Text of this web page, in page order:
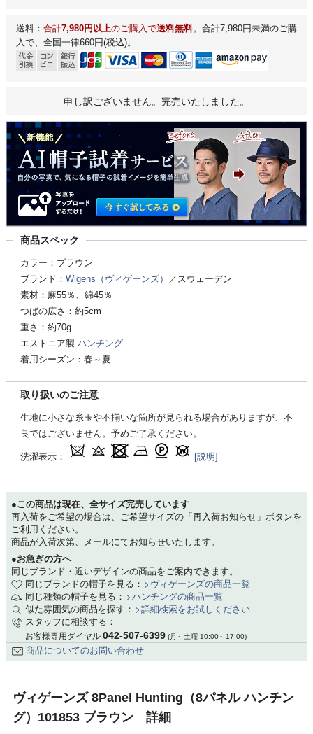
送料： 合計7,980円以上のご購入で送料無料。合計7,980円未満のご購
入で、全国一律660円(税込)。
申し訳ございません。完売いたしました。
商品スペック
カラー：ブラウン
ブランド： Wigens（ヴィゲーンズ）
／スウェーデン
素材：麻55％、綿45％
つばの広さ：約5cm
重さ：約70g
エストニア製 ハンチング
着用シーズン：春～夏
取り扱いのご注意
生地に小さな糸玉や不揃いな箇所が見られる場合がありますが、不
良ではございません。予めご了承ください。
洗濯表示： [説明]
●この商品は現在、全サイズ完売しています
再入荷をご希望の場合は、ご希望サイズの「再入荷お知らせ」ボタンを
ご利用ください。
商品が入荷次第、メールにてお知らせいたします。
●お急ぎの方へ
同じブランド・近いデザインの商品をご案内できます。
同じブランドの帽子を見る：
ヴィゲーンズの商品一覧
同じ種類の帽子を見る：
ハンチングの商品一覧
似た雰囲気の商品を探す：
詳細検索をお試しください
スタッフに相談する：
お客様専用ダイヤル 042-507-6399 (月～土曜 10:00～17:00)
商品についてのお問い合わせ
ヴィゲーンズ 8Panel Hunting（8パネル ハンチン
グ）101853 ブラウン 詳細